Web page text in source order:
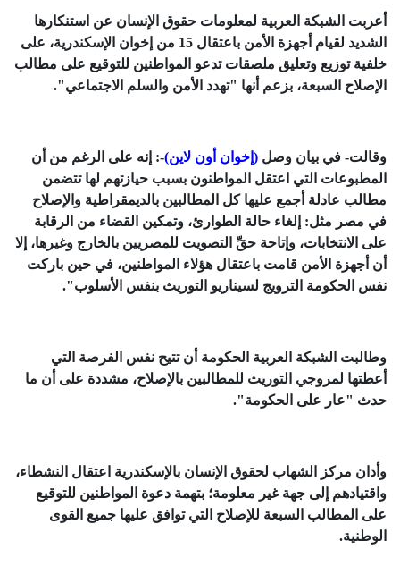
أعربت الشبكة العربية لمعلومات حقوق الإنسان عن استنكارها
الشديد لقيام أجهزة الأمن باعتقال 15 من إخوان الإسكندرية، على
خلفية توزيع وتعليق ملصقات تدعو المواطنين للتوقيع على مطالب
الإصلاح السبعة، بزعم أنها "تهدد الأمن والسلم الاجتماعي".
وقالت- في بيان وصل (إخوان أون لاين)-: إنه على الرغم من أن
المطبوعات التي اعتقل المواطنون بسبب حيازتهم لها تتضمن
مطالب عادلة أجمع عليها كل المطالبين بالديمقراطية والإصلاح
في مصر مثل: إلغاء حالة الطوارئ، وتمكين القضاء من الرقابة
على الانتخابات، وإتاحة حقِّ التصويت للمصريين بالخارج وغيرها، إلا
أن أجهزة الأمن قامت باعتقال هؤلاء المواطنين، في حين باركت
نفس الحكومة الترويج لسيناريو التوريث بنفس الأسلوب".
وطالبت الشبكة العربية الحكومة أن تتيح نفس الفرصة التي
أعطتها لمروجي التوريث للمطالبين بالإصلاح، مشددة على أن ما
حدث "عار على الحكومة".
وأدان مركز الشهاب لحقوق الإنسان بالإسكندرية اعتقال النشطاء،
واقتيادهم إلى جهة غير معلومة؛ بتهمة دعوة المواطنين للتوقيع
على المطالب السبعة للإصلاح التي توافق عليها جميع القوى
الوطنية.